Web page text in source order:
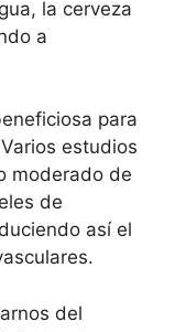
la cerveza
a
para
estudios
moderado de
de
así el
del